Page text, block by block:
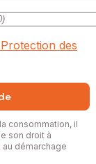
des
consommation, il
son droit à
au démarchage